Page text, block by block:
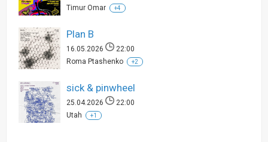
Timur Omar
+4
Plan B
16.05.2026
22:00
Roma Ptashenko
+2
sick & pinwheel
25.04.2026
22:00
Utah
+1